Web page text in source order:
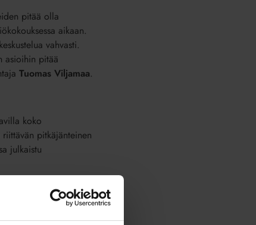
pitää olla
aikaan.
vahvasti.
asioihin pitää
Tuomas Viljamaa.
koko
pitkäjänteinen
julkaistu
laittaa etusijalle.